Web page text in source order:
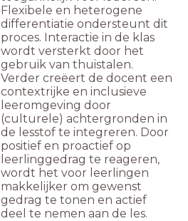
Flexibele en heterogene
differentiatie ondersteunt dit
proces. Interactie in de klas
wordt versterkt door het
gebruik van thuistalen.
Verder creëert de docent een
contextrijke en inclusieve
leeromgeving door
(culturele) achtergronden in
de lesstof te integreren. Door
positief en proactief op
leerlinggedrag te reageren,
wordt het voor leerlingen
makkelijker om gewenst
gedrag te tonen en actief
deel te nemen aan de les.